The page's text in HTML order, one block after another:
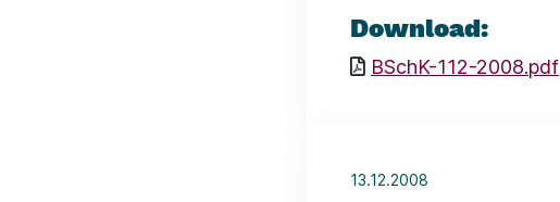
Download:
BSchK-112-2008.pdf
13.12.2008